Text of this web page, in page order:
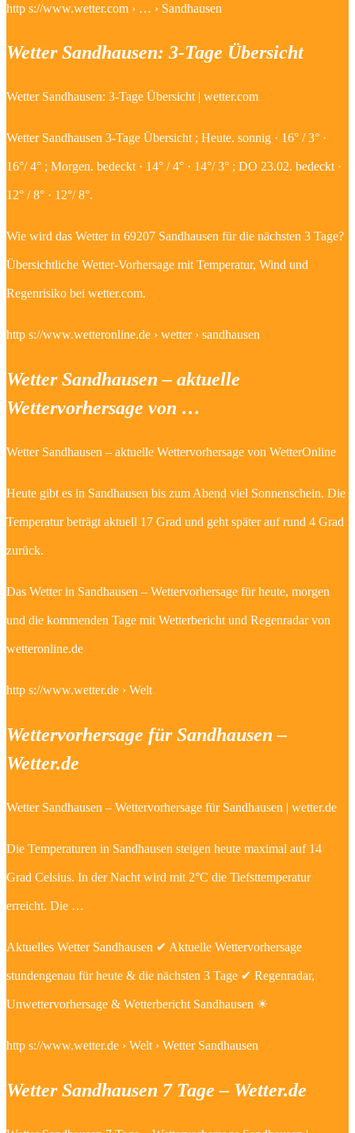
http s://www.wetter.com › … › Sandhausen
Wetter Sandhausen: 3-Tage Übersicht
Wetter Sandhausen: 3-Tage Übersicht | wetter.com
Wetter Sandhausen 3-Tage Übersicht ; Heute. sonnig · 16° / 3° ·
16°/ 4° ; Morgen. bedeckt · 14° / 4° · 14°/ 3° ; DO 23.02. bedeckt ·
12° / 8° · 12°/ 8°.
Wie wird das Wetter in 69207 Sandhausen für die nächsten 3 Tage?
Übersichtliche Wetter-Vorhersage mit Temperatur, Wind und
Regenrisiko bei wetter.com.
http s://www.wetteronline.de › wetter › sandhausen
Wetter Sandhausen – aktuelle
Wettervorhersage von …
Wetter Sandhausen – aktuelle Wettervorhersage von WetterOnline
Heute gibt es in Sandhausen bis zum Abend viel Sonnenschein. Die
Temperatur beträgt aktuell 17 Grad und geht später auf rund 4 Grad
zurück.
Das Wetter in Sandhausen – Wettervorhersage für heute, morgen
und die kommenden Tage mit Wetterbericht und Regenradar von
wetteronline.de
http s://www.wetter.de › Welt
Wettervorhersage für Sandhausen –
Wetter.de
Wetter Sandhausen – Wettervorhersage für Sandhausen | wetter.de
Die Temperaturen in Sandhausen steigen heute maximal auf 14
Grad Celsius. In der Nacht wird mit 2°C die Tiefsttemperatur
erreicht. Die …
Aktuelles Wetter Sandhausen ✔ Aktuelle Wettervorhersage
stundengenau für heute & die nächsten 3 Tage ✔ Regenradar,
Unwettervorhersage & Wetterbericht Sandhausen ☀
http s://www.wetter.de › Welt › Wetter Sandhausen
Wetter Sandhausen 7 Tage – Wetter.de